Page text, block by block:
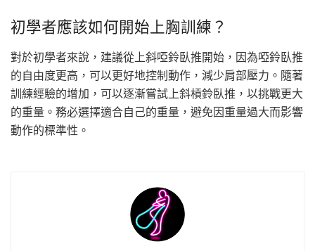
初學者應該如何開始上胸訓練？
對於初學者來說，建議從上斜啞鈴臥推開始，因為啞鈴臥推
的自由度更高，可以更好地控制動作，減少肩部壓力。隨著
訓練經驗的增加，可以逐漸嘗試上斜槓鈴臥推，以挑戰更大
的重量。務必選擇適合自己的重量，避免因重量過大而影響
動作的標準性。